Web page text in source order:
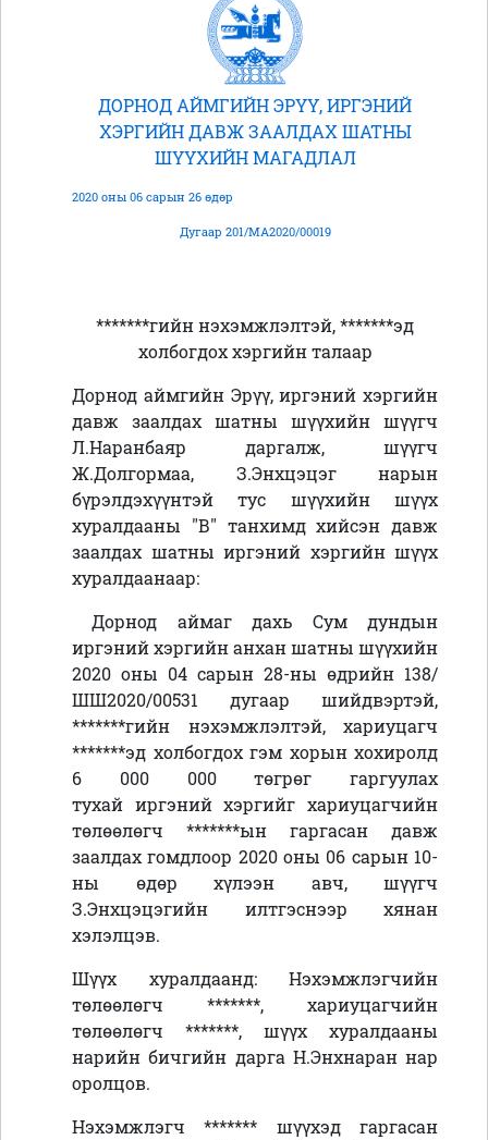
ДОРНОД АЙМГИЙН ЭРҮҮ, ИРГЭНИЙ
ХЭРГИЙН ДАВЖ ЗААЛДАХ ШАТНЫ
ШҮҮХИЙН МАГАДЛАЛ
2020 оны 06 сарын 26 өдөр
Дугаар 201/МА2020/00019
*******гийн нэхэмжлэлтэй, *******эд
холбогдох хэргийн талаар
Дорнод аймгийн Эрүү, иргэний хэргийн
давж заалдах шатны шүүхийн шүүгч
Л.Наранбаяр даргалж, шүүгч
Ж.Долгормаа, З.Энхцэцэг нарын
бүрэлдэхүүнтэй тус шүүхийн шүүх
хуралдааны "В" танхимд хийсэн давж
заалдах шатны иргэний хэргийн шүүх
хуралдаанаар:
Дорнод аймаг дахь Сум дундын
иргэний хэргийн анхан шатны шүүхийн
2020 оны 04 сарын 28-ны өдрийн 138/
ШШ2020/00531 дугаар
шийдвэртэй,
*******гийн нэхэмжлэлтэй, хариуцагч
*******эд холбогдох гэм хорын хохиролд
6 000 000 төгрөг
гаргуулах
тухай иргэний хэргийгхариуцагчийн
төлөөлөгч *******ын гаргасан давж
заалдах гомдлоор 2020 оны 06 сарын 10-
ны өдөр хүлээн авч, шүүгч
З.Энхцэцэгийн илтгэснээр хянан
хэлэлцэв.
Шүүх хуралдаанд: Нэхэмжлэгчийн
төлөөлөгч *******, хариуцагчийн
төлөөлөгч *******, шүүх хуралдааны
нарийн бичгийн дарга Н.Энхнаран нар
оролцов.
Нэхэмжлэгч******* шүүхэд гаргасан